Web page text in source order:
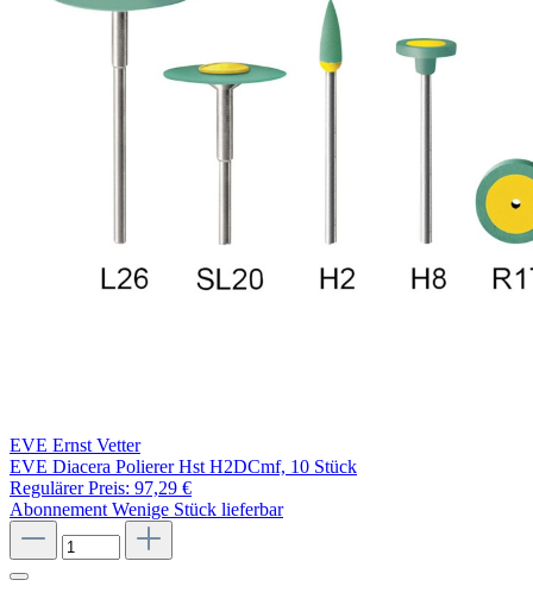
EVE Ernst Vetter
EVE Diacera Polierer Hst H2DCmf, 10 Stück
Regulärer Preis: 97,29 €
Abonnement Wenige Stück lieferbar